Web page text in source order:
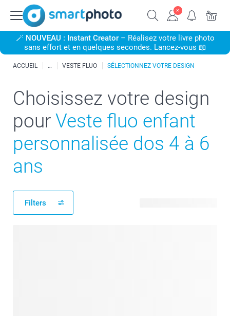
🪄 NOUVEAU : Instant Creator– Réalisez votre livre photo
sans effort et en quelques secondes. Lancez-vous 📖
ACCUEIL VESTE FLUO SÉLECTIONNEZ VOTRE DESIGN
Choisissez votre design
pour Veste fluo enfant
personnalisée dos 4 à 6
ans
Filters